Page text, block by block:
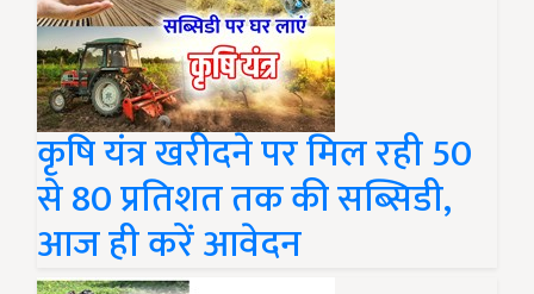
कृषि यंत्र खरीदने पर मिल रही 50
से 80 प्रतिशत तक की सब्सिडी,
आज ही करें आवेदन